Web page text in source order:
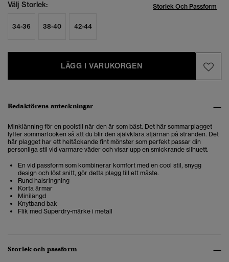
Välj Storlek: Storlek Och Passform
34-36 38-40 42-44
LÄGG I VARUKORGEN
Redaktörens anteckningar
Minklänning för en poolstil när den är som bäst. Det här sommarplagget
lyfter sommarlooken så att du blir den självklara stjärnan på stranden. Det
här plagget har ett heltäckande fint mönster som perfekt passar din
personliga stil vid varmare väder och visar upp en smickrande silhuett.
En vid passform som kombinerar komfort med en cool stil, snygg
design och löst snitt, gör detta plagg till ett måste.
Rund halsringning
Korta ärmar
Minilängd
Knytband bak
Flik med Superdry-märke i metall
Storlek och passform